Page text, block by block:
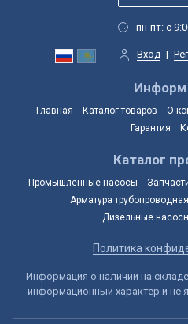
пн-пт: с
Вход |
Главная Каталог товаров О
Гарантия
Каталог
Промышленные насосы
Арматура трубопроводная
Дизельные
Политика
Информация о наличии на
информационный характер и не